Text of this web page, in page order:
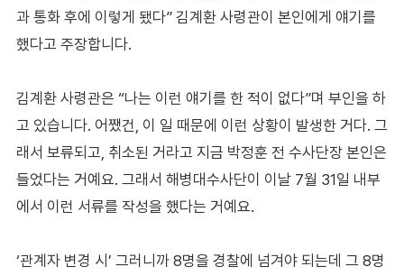
과 통화 후에 이렇게 됐다” 김계환 사령관이 본인에게 얘기를
했다고 주장합니다.
김계환 사령관은 “나는 이런 얘기를 한 적이 없다”며 부인을 하
고 있습니다. 어쨌건, 이 일 때문에 이런 상황이 발생한 거다. 그
래서 보류되고, 취소된 거라고 지금 박정훈 전 수사단장 본인은
들었다는 거예요. 그래서 해병대수사단이 이날 7월 31일 내부
에서 이런 서류를 작성을 했다는 거예요.
‘관계자 변경 시’ 그러니까 8명을 경찰에 넘겨야 되는데 그 8명